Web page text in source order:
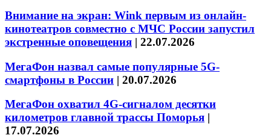
Внимание на экран: Wink первым из онлайн-
кинотеатров совместно с МЧС России запустил
экстренные оповещения | 22.07.2026
МегаФон назвал самые популярные 5G-
смартфоны в России | 20.07.2026
МегаФон охватил 4G-сигналом десятки
километров главной трассы Поморья |
17.07.2026